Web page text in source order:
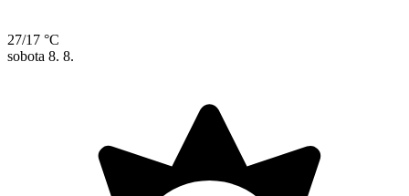
27/17 °C
sobota 8. 8.